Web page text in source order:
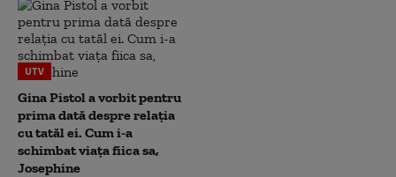
UTV
Gina Pistol a vorbit pentru
prima dată despre relația
cu tatăl ei. Cum i-a
schimbat viața fiica sa,
Josephine